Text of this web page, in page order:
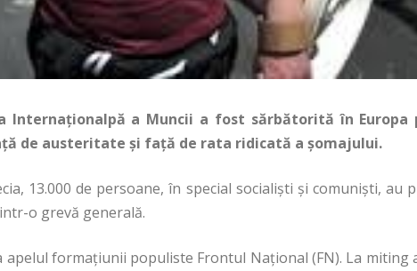
Internaționalpă a Muncii a fost sărbătorită în Europa
de austeritate și față de rata ridicată a șomajului.
13.000 de persoane, în special socialiști și comuniști, au
o grevă generală.
apelul formaţiunii populiste Frontul Naţional (FN). La miting